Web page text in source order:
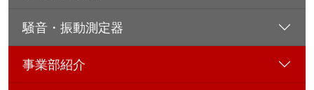
騒音・振動測定器
事業部紹介